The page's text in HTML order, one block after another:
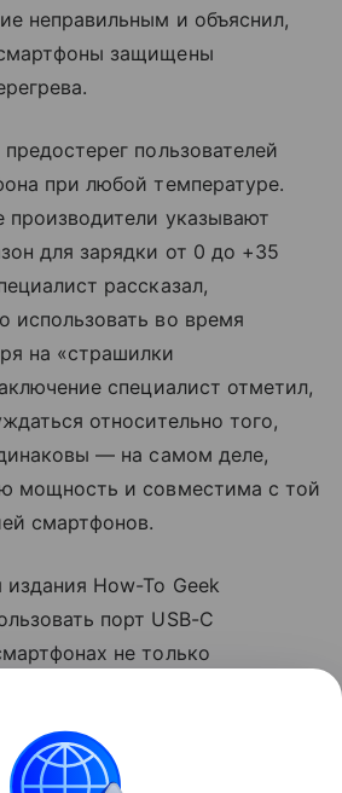
неправильным и объяснил,
защищены
пользователей
при любой температуре.
производители указывают
для зарядки от 0 до +35
рассказал,
использовать во время
на «страшилки
специалист отметил,
относительно того,
— на самом деле,
мощность и совместима с той
смартфонов.
How-To Geek
порт USB-C
не только
к мониторам.